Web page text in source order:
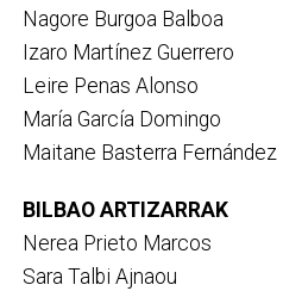
Nagore Burgoa Balboa
Izaro Martínez Guerrero
Leire Penas Alonso
María García Domingo
Maitane Basterra Fernández
BILBAO ARTIZARRAK
Nerea Prieto Marcos
Sara Talbi Ajnaou